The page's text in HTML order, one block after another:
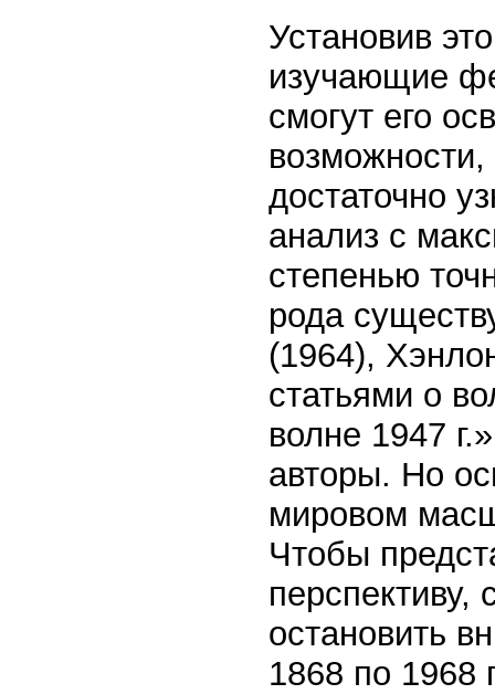
Установив
изучающие
смогут его
достаточно
анализ с
степенью
рода
(1964),
статьями о
волне 1947
авторы. Но
мировом
Чтобы
остановить
1868 по 1968